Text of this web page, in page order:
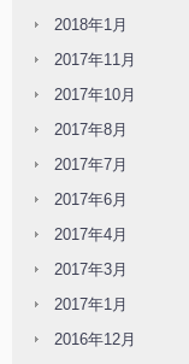
2018年1月
2017年11月
2017年10月
2017年8月
2017年7月
2017年6月
2017年4月
2017年3月
2017年1月
2016年12月